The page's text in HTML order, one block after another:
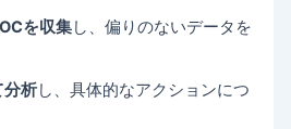
を収集し、偏りのないデータを
分析し、具体的なアクションにつ